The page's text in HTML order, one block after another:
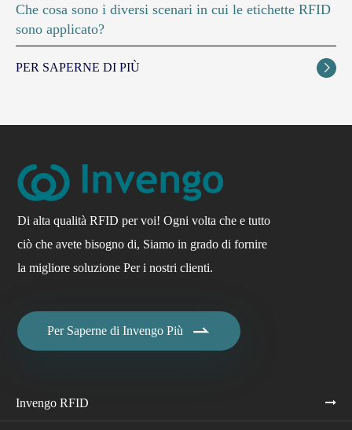
Che cosa sono i diversi scenari in cui le etichette RFID
sono applicato?
PER SAPERNE DI PIÙ 
Di alta qualità RFID per voi! Ogni volta che e tutto
ciò che avete bisogno di, Siamo in grado di fornire
la migliore soluzione Per i nostri clienti.
Per Saperne di Invengo Più 
Invengo RFID